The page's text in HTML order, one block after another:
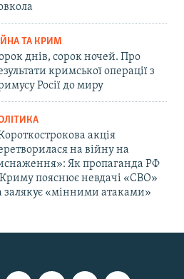
ТА КРИМ
днів, сорок ночей. Про
кримської операції з
Росії до миру
акція
на війну на
Як пропаганда РФ
пояснює невдачі «СВО»
залякує «мінними атаками»